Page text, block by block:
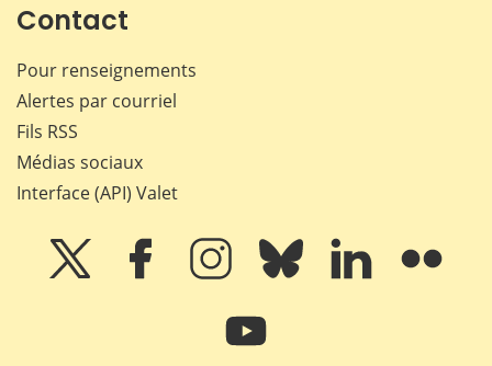
Contact
Pour renseignements
Alertes par courriel
Fils RSS
Médias sociaux
Interface (API) Valet